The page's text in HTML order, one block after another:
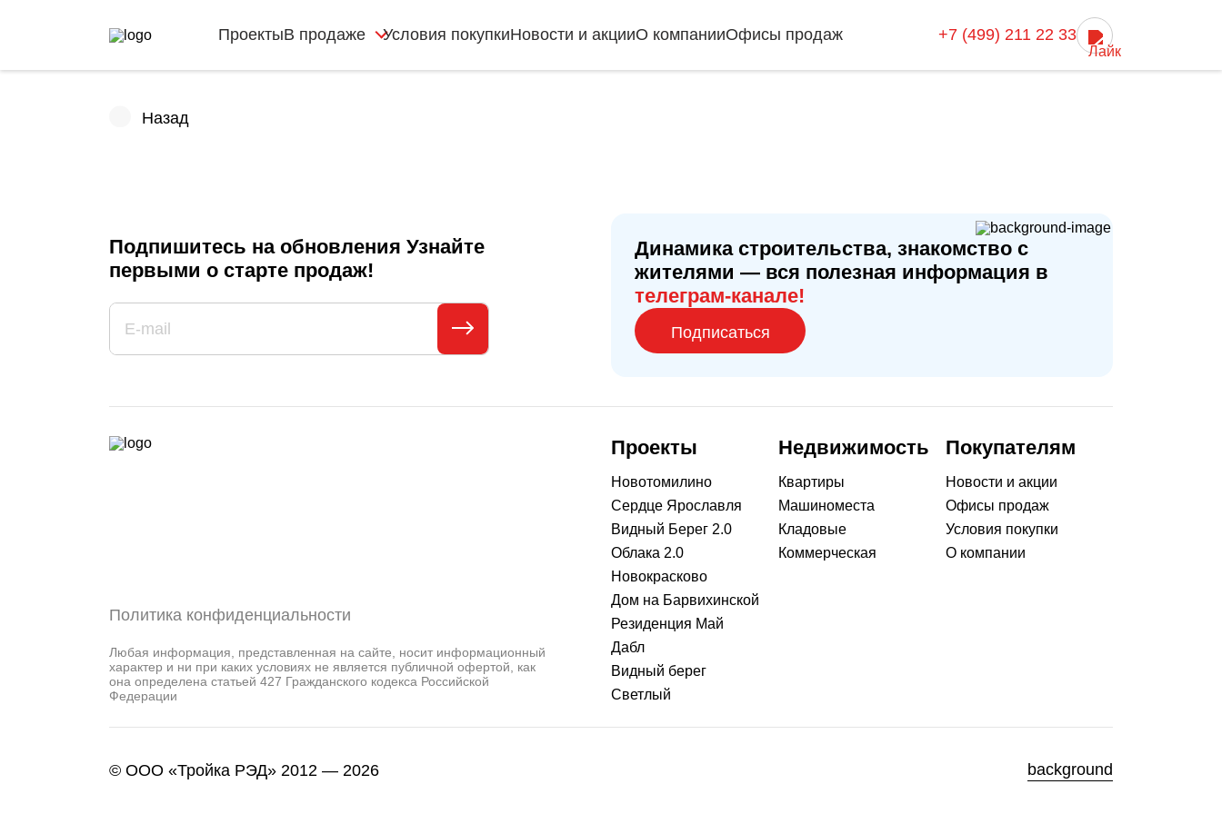
ПроектыВ продаже Условия покупкиНовости и акцииО компанииОфисы продаж +7 (499) 211 22 33
Назад
Подпишитесь на обновления Узнайте
первыми о старте продаж!
Динамика строительства, знакомство с
жителями — вся полезная информация в
телеграм-канале!
Подписаться
Политика конфиденциальности
Любая информация, представленная на сайте, носит информационный
характер и ни при каких условиях не является публичной офертой, как
она определена статьей 427 Гражданского кодекса Российской
Федерации
Проекты
Новотомилино
Сердце Ярославля
Видный Берег 2.0
Облака 2.0
Новокрасково
Дом на Барвихинской
Резиденция Май
Дабл
Видный берег
Светлый
Недвижимость
Квартиры
Машиноместа
Кладовые
Коммерческая
Покупателям
Новости и акции
Офисы продаж
Условия покупки
О компании
© ООО «Тройка РЭД» 2012 — 2026 background